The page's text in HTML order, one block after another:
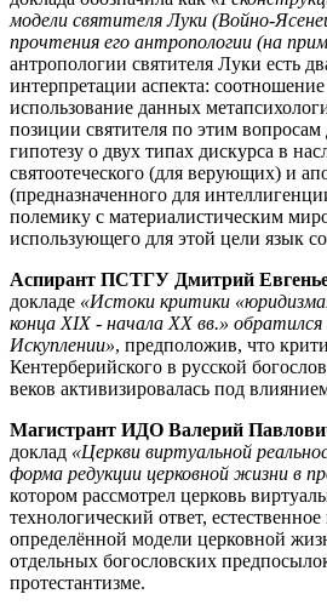
модели святителя Луки (Войно-
прочтения его антропологии (на
антропологии святителя Луки есть
интерпретации аспекта:
использование данных
позиции святителя по этим вопросам
гипотезу о двух типах дискурса в
святоотеческого (для верующих) и
(предназначенного для
полемику с материалистическим
использующего для этой цели язык
Аспирант ПСТГУ Дмитрий
докладе «Истоки критики
конца XIX - начала XX вв.» обратился
Искуплении», предположив, что
Кентерберийского в русской
веков активизировалась под
Магистрант ИДО Валерий
доклад «Церкви виртуальной
форма редукции церковной жизни в
котором рассмотрел церковь
технологический ответ,
определённой модели церковной
отдельных богословских
протестантизме.